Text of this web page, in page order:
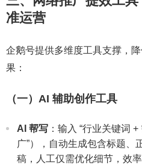
准运营
企鹅号提供多维度工具支撑，
果：
（一）AI 辅助创作工具
AI 帮写 ：输入 “行业关键词
广”），自动生成包含标题、
稿，人工仅需优化细节，效率